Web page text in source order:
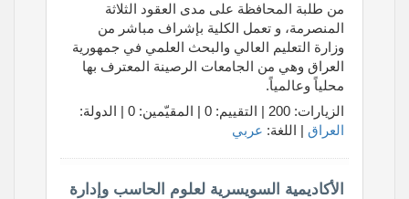
من طلبة المحافظة على مدى العقود الثلاثة
المنصرمة، و تعمل الكلية بإشراف مباشر من
وزارة التعليم العالي والبحث العلمي في جمهورية
العراق وهي من الجامعات الرصينة المعترف بها
محلياً وعالمياً.
الزيارات: 200 | التقييم: 0 | المقيّمين: 0 | الدولة:
العراق | اللغة: عربي
الأكاديمية السويسرية لعلوم الحاسب وإدارة